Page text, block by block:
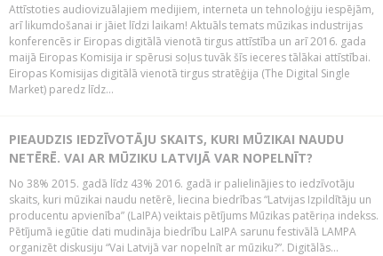
Attīstoties audiovizuālajiem medijiem, interneta un tehnoloģiju iespējām,
arī likumdošanai ir jāiet līdzi laikam! Aktuāls temats mūzikas industrijas
konferencēs ir Eiropas digitālā vienotā tirgus attīstība un arī 2016. gada
maijā Eiropas Komisija ir spērusi soļus tuvāk šīs ieceres tālākai attīstībai.
Eiropas Komisijas digitālā vienotā tirgus stratēģija (The Digital Single
Market) paredz līdz...
PIEAUDZIS IEDZĪVOTĀJU SKAITS, KURI MŪZIKAI NAUDU
NETĒRĒ. VAI AR MŪZIKU LATVIJĀ VAR NOPELNĪT?
No 38% 2015. gadā līdz 43% 2016. gadā ir palielinājies to iedzīvotāju
skaits, kuri mūzikai naudu netērē, liecina biedrības “Latvijas Izpildītāju un
producentu apvienība” (LaIPA) veiktais pētījums Mūzikas patēriņa indekss.
Pētījumā iegūtie dati mudināja biedrību LaIPA sarunu festivālā LAMPA
organizēt diskusiju “Vai Latvijā var nopelnīt ar mūziku?”. Digitālās...